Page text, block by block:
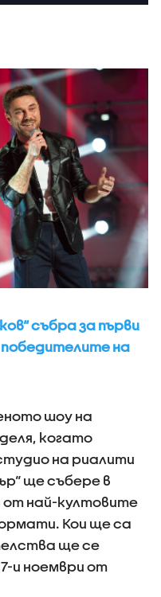
събра за първи
победителите на
шоу на
когато
на риалити
ще събере в
от най-култовите
Кои ще са
ще се
и ноември от